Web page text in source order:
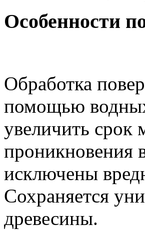
Особенности
Обработка
помощью
увеличить срок
проникновения
исключены
Сохраняется
древесины.